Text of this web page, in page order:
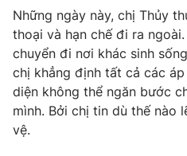
Photo
Video
VTV Money
Những ngày này, chị Thủy
thoại và hạn chế đi ra
chuyển đi nơi khác sinh
chị khẳng định tất cả các
diện không thể ngăn bước
mình. Bởi chị tin dù thế nào
vệ.